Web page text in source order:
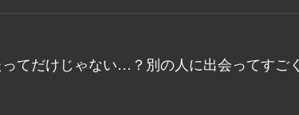
てだけじゃない…？別の人に出会ってすご